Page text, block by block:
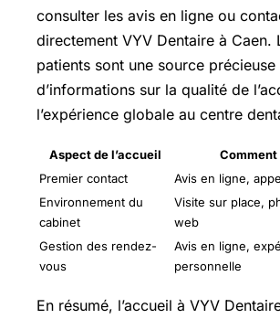
consulter les avis en ligne ou
directement VYV Dentaire à Caen.
patients sont une source précieuse
d’informations sur la qualité de
l’expérience globale au centre
Aspect de l’accueil
Premier contact
Avis en ligne,
Environnement du
cabinet
Visite sur place,
web
Gestion des rendez-
vous
Avis en ligne,
personnelle
En résumé, l’accueil à VYV